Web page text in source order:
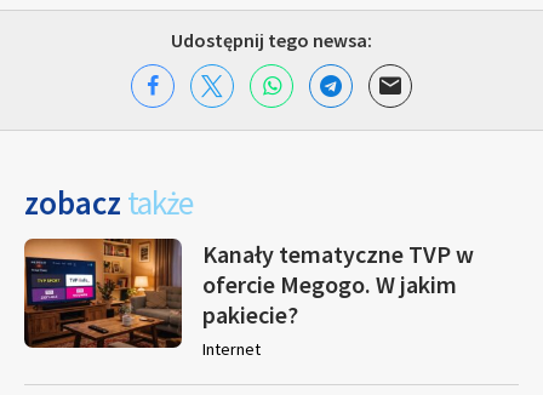
Udostępnij tego newsa:
zobacz także
Kanały tematyczne TVP w
ofercie Megogo. W jakim
pakiecie?
Internet